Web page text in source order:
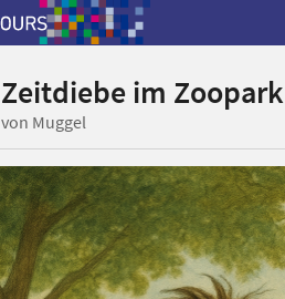
Zeitdiebe im Zoopark
von Muggel